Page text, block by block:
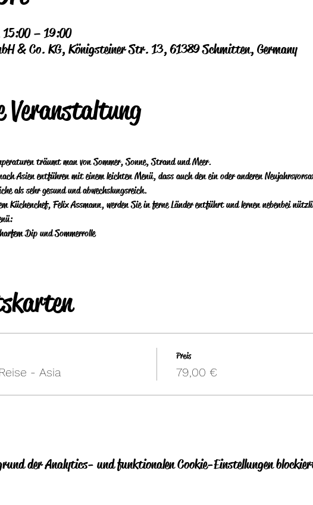
– 19:00
& Co. KG, Königsteiner Str. 13, 61389 Schmitten, Germany
Veranstaltung
träumt man von Sommer, Sonne, Strand und Meer.
Asien entführen mit einem leichten Menü, dass auch den ein oder anderen
als sehr gesund und abwechslungsreich.
Küchenchef, Felix Assmann, werden Sie in ferne Länder entführt und lernen nebenbei
Dip und Sommerrolle
- Asia
Preis
79,00 €
der Analytics- und funktionalen Cookie-Einstellungen